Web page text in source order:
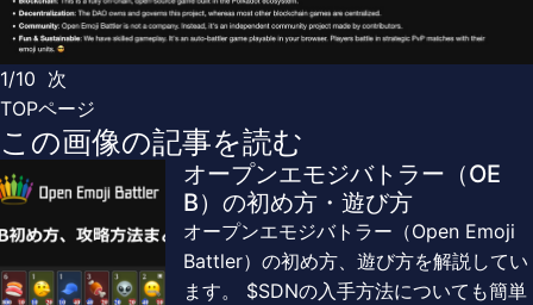
1/10 次
TOPページ
この画像の記事を読む
オープンエモジバトラー（OE
B）の初め方・遊び方
オープンエモジバトラー（Open Emoji
Battler）の初め方、遊び方を解説してい
ます。 $SDNの入手方法についても簡単